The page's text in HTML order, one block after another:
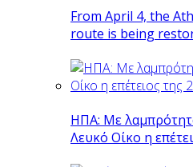
From April 4, the
route is being
ΗΠΑ: Με
Λευκό Οίκο η